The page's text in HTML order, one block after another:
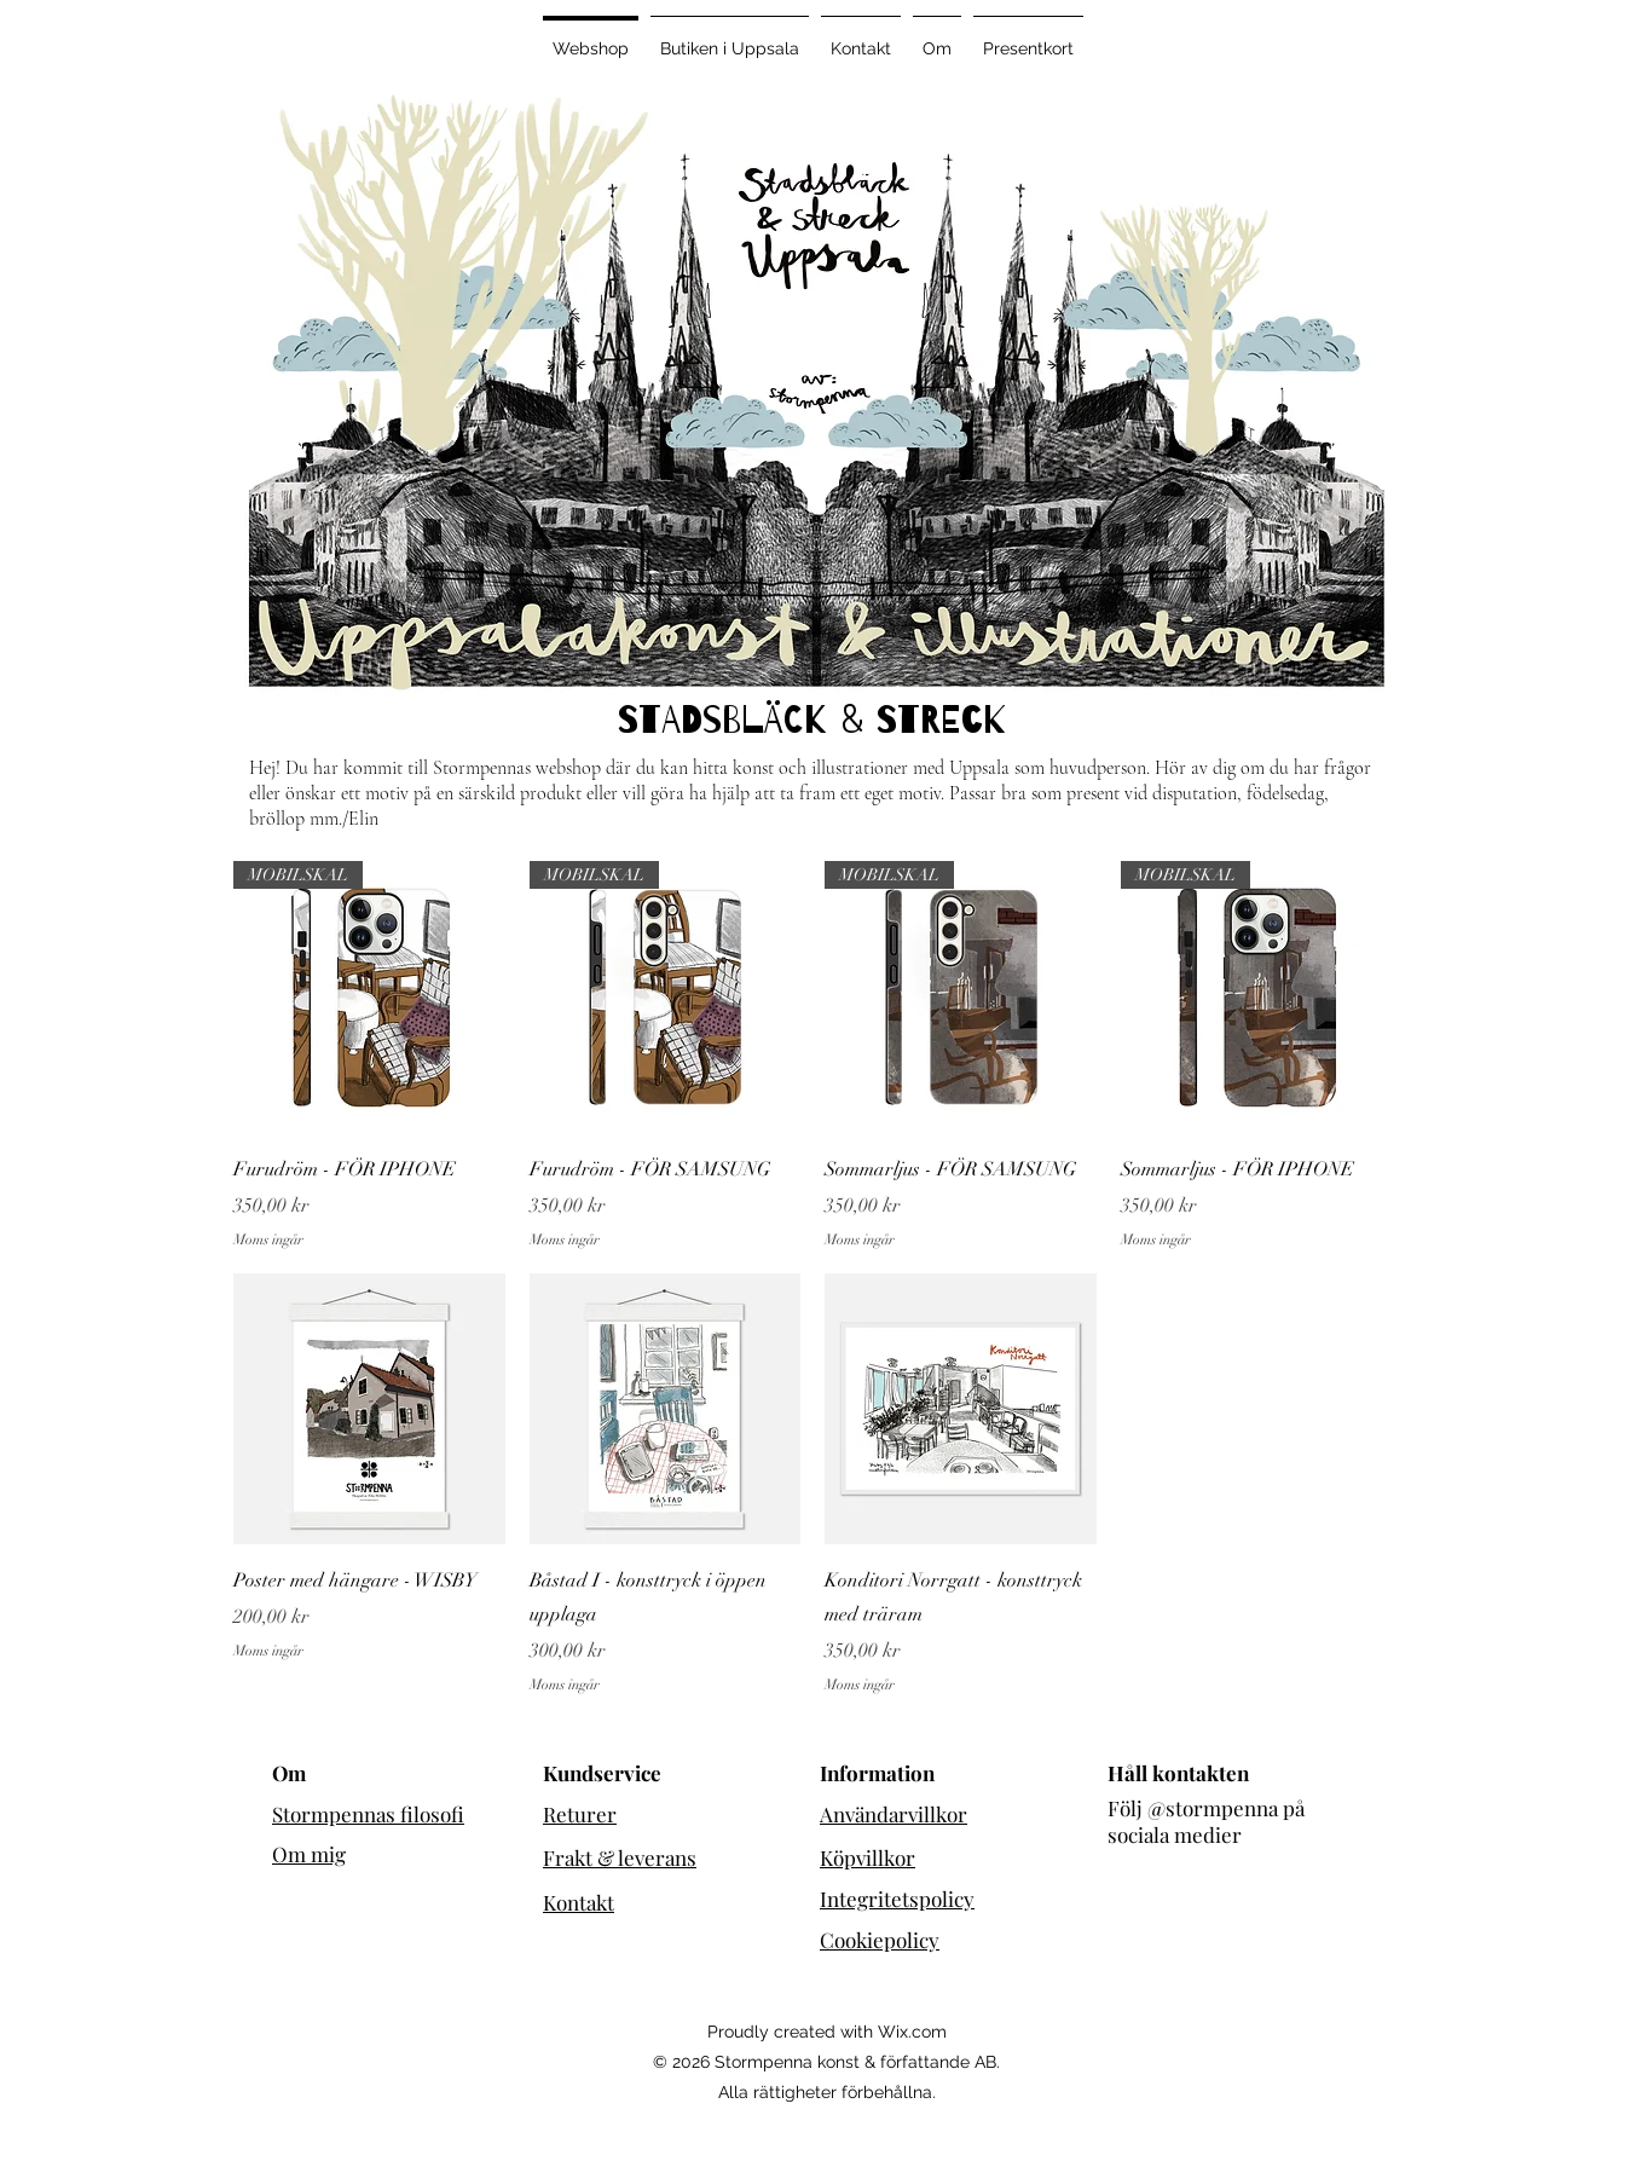
Webshop Butiken i Uppsala Kontakt Om Presentkort
STADSBLÄCK & STRECk
Hej! Du har kommit till Stormpennas webshop där du kan hitta konst och illustrationer med Uppsala som huvudperson. Hör av dig om du har frågor
eller önskar ett motiv på en särskild produkt eller vill göra ha hjälp att ta fram ett eget motiv. Passar bra som present vid disputation, födelsedag,
bröllop mm./Elin
Snabbvisning
MOBILSKAL
Furudröm - FÖR IPHONE
Pris
350,00 kr
Moms ingår
Snabbvisning
MOBILSKAL
Furudröm - FÖR SAMSUNG
Pris
350,00 kr
Moms ingår
Snabbvisning
MOBILSKAL
Sommarljus - FÖR SAMSUNG
Pris
350,00 kr
Moms ingår
Snabbvisning
MOBILSKAL
Sommarljus - FÖR IPHONE
Pris
350,00 kr
Moms ingår
Snabbvisning
Poster med hängare - WISBY
Pris
200,00 kr
Moms ingår
Snabbvisning
Båstad I - konsttryck i öppen
upplaga
Pris
300,00 kr
Moms ingår
Snabbvisning
Konditori Norrgatt - konsttryck
med träram
Pris
350,00 kr
Moms ingår
Om
Stormpennas filosofi
Om mig
Kundservice
Returer
Frakt & leverans
Kontakt
Information
Användarvillkor
Köpvillkor
Integritetspolicy
Håll kontakten
Följ @stormpenna på
sociala medier
Cookiepolicy
Proudly created with Wix.com
© 2026 Stormpenna konst & författande AB.
Alla rättigheter förbehållna.